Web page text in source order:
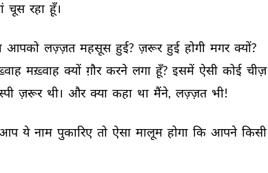
चूस रहा हूँ।
आपको लज़्ज़त महसूस हुई? ज़रूर हुई होगी मगर क्यों?
मख़्वाह क्यों ग़ौर करने लगा हूँ? इसमें ऐसी कोई चीज़
ज़रूर थी। और क्या कहा था मैंने, लज़्ज़त भी!
ये नाम पुकारिए तो ऐसा मालूम होगा कि आपने किसी